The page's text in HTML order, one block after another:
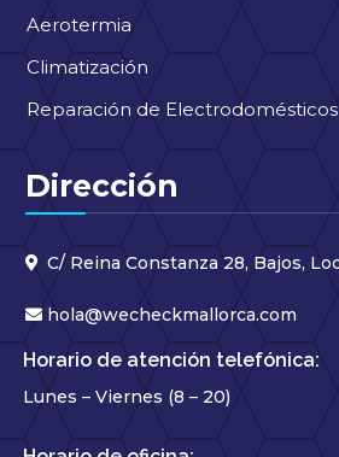
Aerotermia
Climatización
Reparación de Electrodomésticos
Dirección
C/ Reina Constanza 28, Bajos,
hola@wecheckmallorca.com
Horario de atención telefónica:
Lunes – Viernes (8 – 20)